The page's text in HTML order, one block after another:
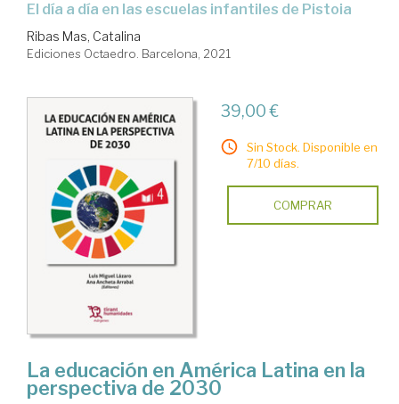
el día a día en las escuelas infantiles de Pistoia
Ribas Mas, Catalina
Ediciones Octaedro. Barcelona, 2021
39,00 €
Sin Stock. Disponible en
7/10 días.
COMPRAR
La educación en América Latina en la
perspectiva de 2030